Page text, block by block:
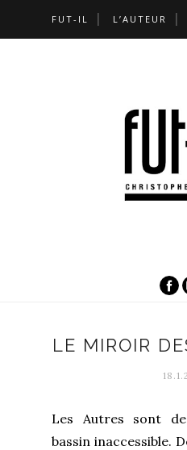
FUT-IL L’AUTEUR
LE MIROIR
Les Autres sont
bassin inaccessible.